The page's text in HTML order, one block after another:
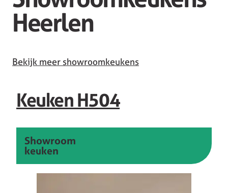
Heerlen
Bekijk meer showroomkeukens
Keuken H504
Showroom
keuken